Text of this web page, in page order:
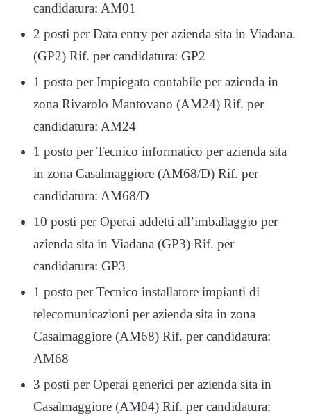
candidatura: AM01
2 posti per Data entry per azienda sita in Viadana.
(GP2) Rif. per candidatura: GP2
1 posto per Impiegato contabile per azienda in
zona Rivarolo Mantovano (AM24) Rif. per
candidatura: AM24
1 posto per Tecnico informatico per azienda sita
in zona Casalmaggiore (AM68/D) Rif. per
candidatura: AM68/D
10 posti per Operai addetti all’imballaggio per
azienda sita in Viadana (GP3) Rif. per
candidatura: GP3
1 posto per Tecnico installatore impianti di
telecomunicazioni per azienda sita in zona
Casalmaggiore (AM68) Rif. per candidatura:
AM68
3 posti per Operai generici per azienda sita in
Casalmaggiore (AM04) Rif. per candidatura: